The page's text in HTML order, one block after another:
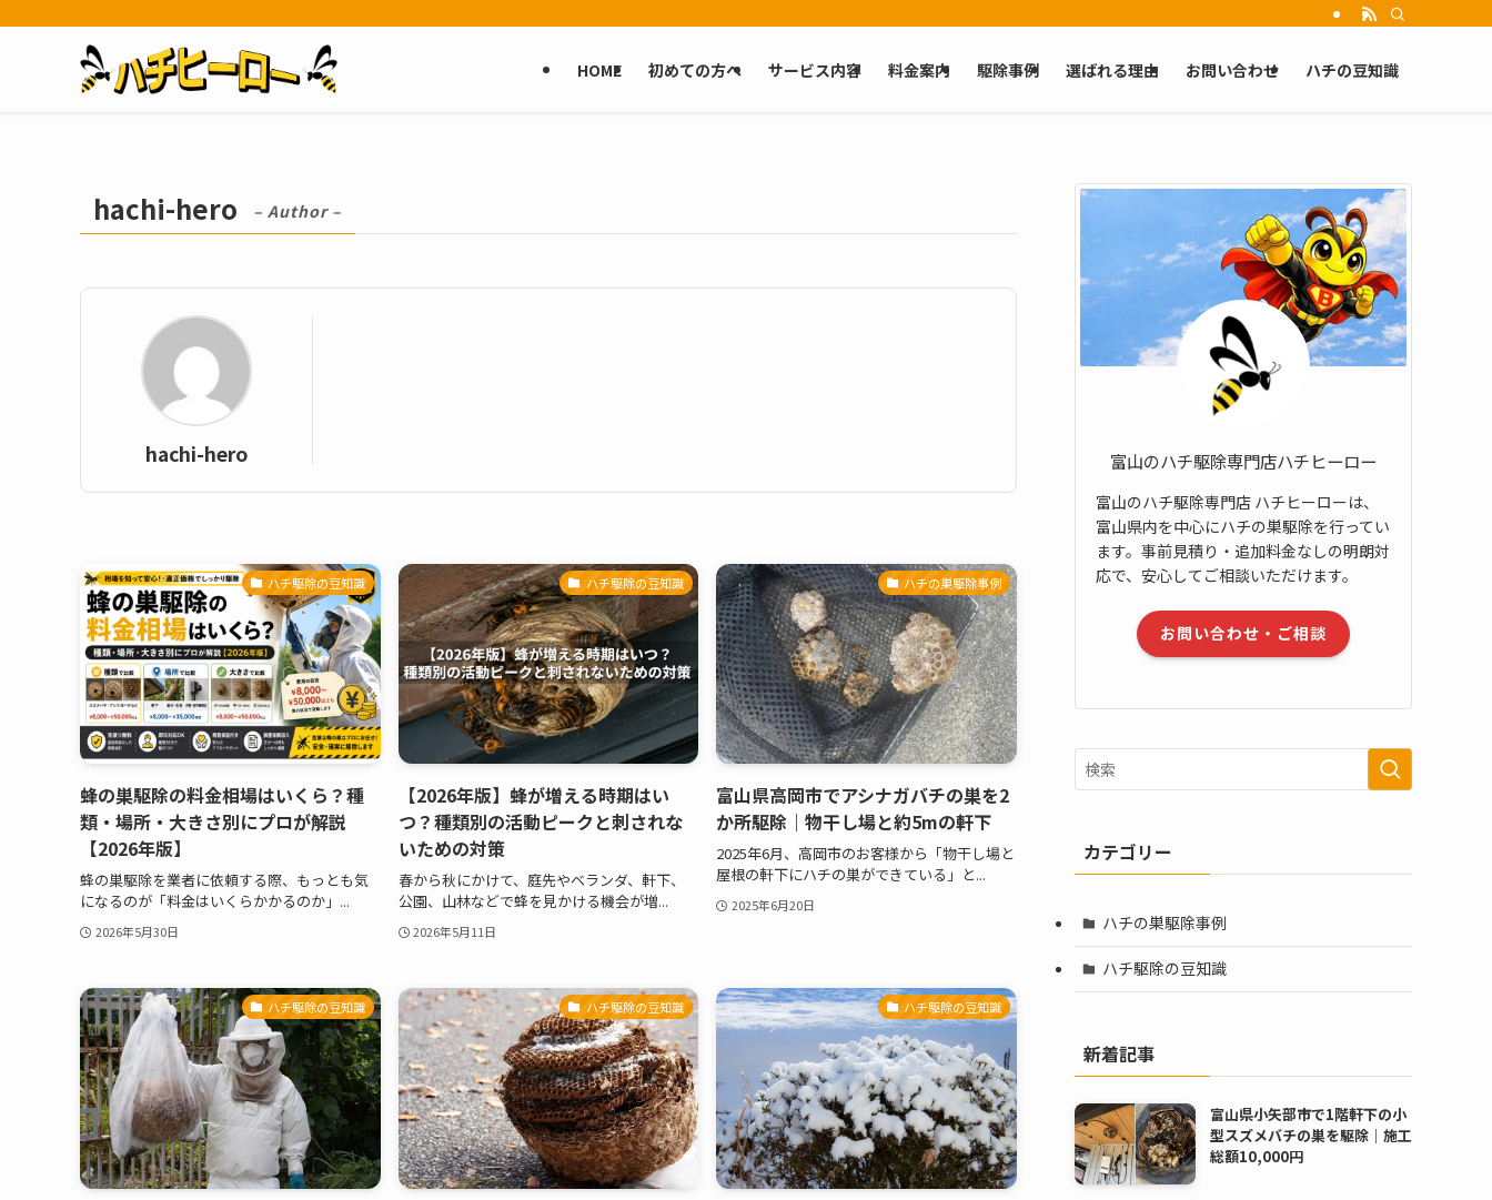
HOME 初めての方へ サービス内容 料金案内 駆除事例 選ばれる理由 お問い合わせ ハチの豆知識
hachi-hero – Author –
hachi-hero
ハチ駆除の豆知識
蜂の巣駆除の料金相場はいくら？種
類・場所・大きさ別にプロが解説
【2026年版】
蜂の巣駆除を業者に依頼する際、もっとも気
になるのが「料金はいくらかかるのか」...
2026年5月30日
ハチ駆除の豆知識
【2026年版】蜂が増える時期はい
つ？種類別の活動ピークと刺されな
いための対策
春から秋にかけて、庭先やベランダ、軒下、
公園、山林などで蜂を見かける機会が増...
2026年5月11日
ハチの巣駆除事例
富山県高岡市でアシナガバチの巣を2
か所駆除｜物干し場と約5mの軒下
2025年6月、高岡市のお客様から「物干し場と
屋根の軒下にハチの巣ができている」と...
2025年6月20日
ハチ駆除の豆知識 ハチ駆除の豆知識 ハチ駆除の豆知識
富山のハチ駆除専門店ハチヒーロー
富山のハチ駆除専門店 ハチヒーローは、
富山県内を中心にハチの巣駆除を行ってい
ます。事前見積り・追加料金なしの明朗対
応で、安心してご相談いただけます。
お問い合わせ・ご相談
カテゴリー
ハチの巣駆除事例
ハチ駆除の豆知識
新着記事
富山県小矢部市で1階軒下の小
型スズメバチの巣を駆除｜施工
総額10,000円